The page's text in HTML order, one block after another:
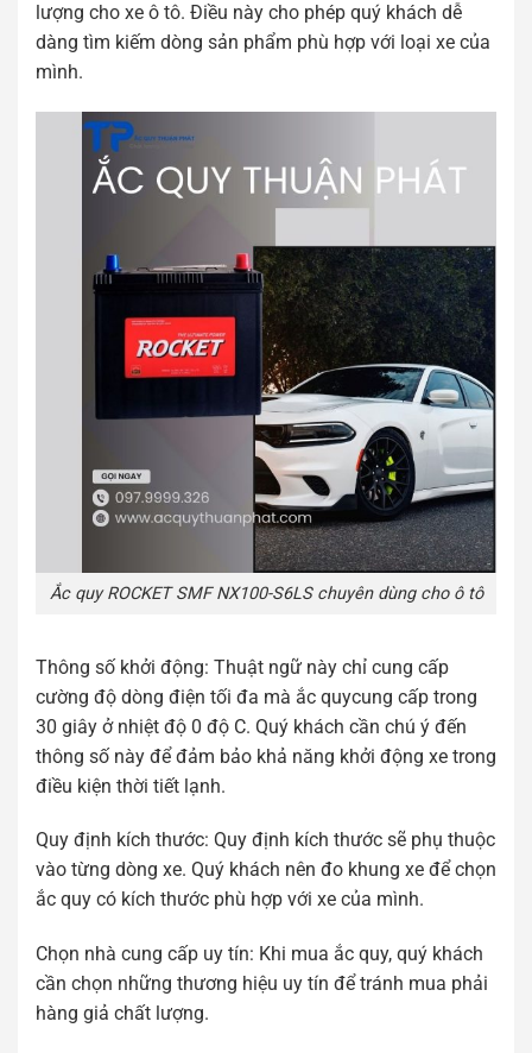
lượng cho xe ô tô. Điều này cho phép quý khách dễ
dàng tìm kiếm dòng sản phẩm phù hợp với loại xe của
mình.
Ắc quy ROCKET SMF NX100-S6LS chuyên dùng cho ô tô
Thông số khởi động: Thuật ngữ này chỉ cung cấp
cường độ dòng điện tối đa mà ắc quycung cấp trong
30 giây ở nhiệt độ 0 độ C. Quý khách cần chú ý đến
thông số này để đảm bảo khả năng khởi động xe trong
điều kiện thời tiết lạnh.
Quy định kích thước: Quy định kích thước sẽ phụ thuộc
vào từng dòng xe. Quý khách nên đo khung xe để chọn
ắc quy có kích thước phù hợp với xe của mình.
Chọn nhà cung cấp uy tín: Khi mua ắc quy, quý khách
cần chọn những thương hiệu uy tín để tránh mua phải
hàng giả chất lượng.